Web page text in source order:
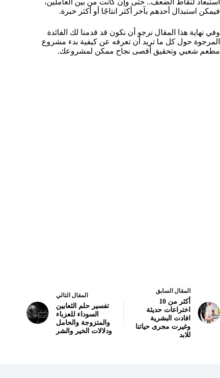
استبعاد لنقاط الضعف.. حتى وإن كانت من بين العاملين،
فيمكن استبدال أحدهم بآخر أكثر انتاجًا أو أكثر خبرة.
وفي نهاية هذا المقال نرجو أن نكون قد قدمنا لك الفائدة
المرجوة حول كل ما تريد أن تعرفه عن كيفية بدء مشروع
مطعم شعبي وتحقيق أقصى نجاح ممكن لمشروعك.
المقال السابق
أكثر من 10
اختراعات حديثة
افادت البشرية
وغيرت مجرى حياتنا
للابد
المقال التالي
تفسير حلم الثعابين
السوداء للعزباء
والمتزوجة والحامل
ودلالات الخير والشر